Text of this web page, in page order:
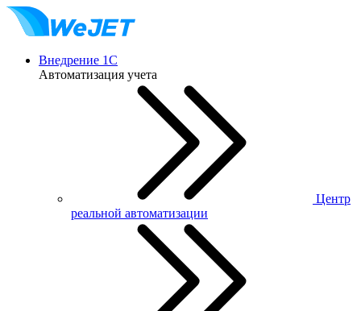
Внедрение 1С
Автоматизация учета
Центр
реальной автоматизации